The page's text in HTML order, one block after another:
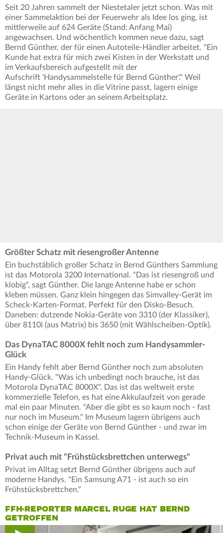
Seit 20 Jahren sammelt der Niestetaler jetzt schon. Was mit
einer Sammelaktion bei der Feuerwehr als Idee los ging, ist
mittlerweile auf 624 Geräte (Stand: Anfang Mai)
angewachsen. Und wöchentlich kommen neue dazu, sagt
Bernd Günther, der für einen Autoteile-Händler arbeitet. "Ein
Kunde hat extra für mich zwei Kisten in der Werkstatt und
im Verkaufsbereich aufgestellt mit der
Aufschrift 'Handysammelstelle für Bernd Günther'." Weil
längst nicht mehr alles in die Vitrine passt, lagern einige
Geräte in Kartons oder an seinem Arbeitsplatz.
Größter Schatz mit riesengroßer Antenne
Ein buchstäblich großer Schatz in Bernd Günthers Sammlung
ist das Motorola 3200 International. "Das ist riesengroß und
klobig", sagt Günther. Die lange Antenne habe er schon
kleben müssen. Ganz klein hingegen das Simvalley-Gerät im
Scheck-Karten-Format. Perfekt für den Disko-Besuch.
Daneben: dutzende Nokia-Geräte von 3310 (der Klassiker),
über 8110i (aus Matrix) bis 3650 (mit Wählscheiben-Optik).
Das DynaTAC 8000X fehlt noch zum Handysammler-
Glück
Ein Handy fehlt aber Bernd Günther noch zum absoluten
Handy-Glück. "Was ich unbedingt noch brauche, ist das
Motorola DynaTAC 8000X". Das ist das weltweit erste
kommerzielle Telefon, es hat eine Akkulaufzeit von gerade
mal ein paar Minuten. "Aber die gibt es so kaum noch - fast
nur noch im Museum." Im Museum lagern übrigens auch
schon einige der Geräte von Bernd Günther - und zwar im
Technik-Museum in Kassel.
Privat auch mit "Frühstücksbrettchen unterwegs"
Privat im Alltag setzt Bernd Günther übrigens auch auf
moderne Handys. "Ein Samsung A71 - ist auch so ein
Frühstücksbrettchen."
FFH-REPORTER MARCEL RUGE HAT BERND
GETROFFEN